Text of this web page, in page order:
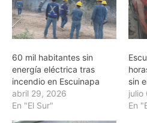
60 mil habitantes sin
energía eléctrica tras
incendio en Escuinapa
abril 29, 2026
En "El Sur"
sin
julio
En